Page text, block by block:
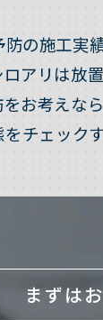
の施工実
アリは放
お考えな
チェック
まずは